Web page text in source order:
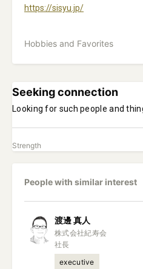
https://sisyu.jp/
Hobbies and Favorites
Seeking connection
Looking for such people and
Strength
People with similar interest
渡邊真人
株式会社紀寿会
社長
executive